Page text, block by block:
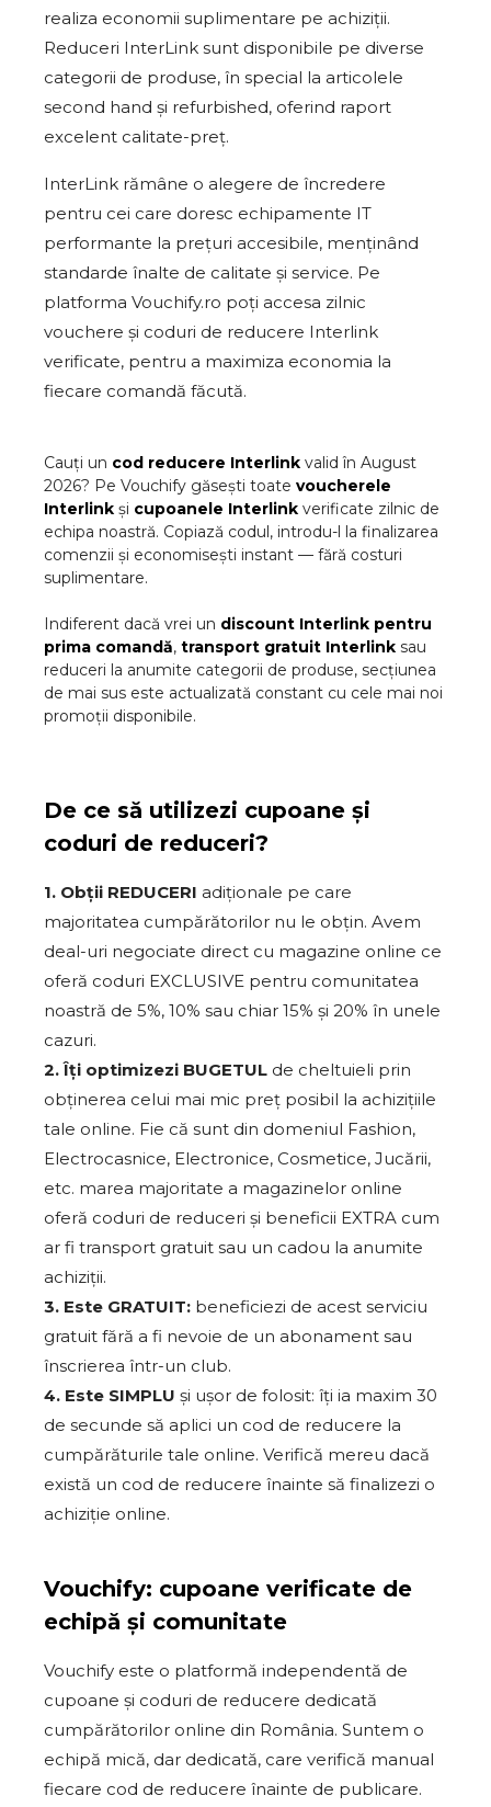
realiza economii suplimentare pe achiziții.
Reduceri InterLink sunt disponibile pe diverse
categorii de produse, în special la articolele
second hand și refurbished, oferind raport
excelent calitate-preț.
InterLink rămâne o alegere de încredere
pentru cei care doresc echipamente IT
performante la prețuri accesibile, menținând
standarde înalte de calitate și service. Pe
platforma Vouchify.ro poți accesa zilnic
vouchere și coduri de reducere Interlink
verificate, pentru a maximiza economia la
fiecare comandă făcută.
Cauți un cod reducere Interlink valid în August
2026? Pe Vouchify găsești toate voucherele
Interlink și cupoanele Interlink verificate zilnic de
echipa noastră. Copiază codul, introdu-l la finalizarea
comenzii și economisești instant — fără costuri
suplimentare.
Indiferent dacă vrei un discount Interlink pentru
prima comandă, transport gratuit Interlink sau
reduceri la anumite categorii de produse, secțiunea
de mai sus este actualizată constant cu cele mai noi
promoții disponibile.
De ce să utilizezi cupoane și
coduri de reduceri?
1. Obții REDUCERI adiționale pe care
majoritatea cumpărătorilor nu le obțin. Avem
deal-uri negociate direct cu magazine online ce
oferă coduri EXCLUSIVE pentru comunitatea
noastră de 5%, 10% sau chiar 15% și 20% în unele
cazuri.
2. Îți optimizezi BUGETUL de cheltuieli prin
obținerea celui mai mic preț posibil la achizițiile
tale online. Fie că sunt din domeniul Fashion,
Electrocasnice, Electronice, Cosmetice, Jucării,
etc. marea majoritate a magazinelor online
oferă coduri de reduceri și beneficii EXTRA cum
ar fi transport gratuit sau un cadou la anumite
achiziții.
3. Este GRATUIT: beneficiezi de acest serviciu
gratuit fără a fi nevoie de un abonament sau
înscrierea într-un club.
4. Este SIMPLU și ușor de folosit: îți ia maxim 30
de secunde să aplici un cod de reducere la
cumpărăturile tale online. Verifică mereu dacă
există un cod de reducere înainte să finalizezi o
achiziție online.
Vouchify: cupoane verificate de
echipă și comunitate
Vouchify este o platformă independentă de
cupoane și coduri de reducere dedicată
cumpărătorilor online din România. Suntem o
echipă mică, dar dedicată, care verifică manual
fiecare cod de reducere înainte de publicare.